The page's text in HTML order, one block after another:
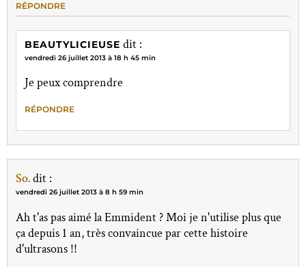
RÉPONDRE
BEAUTYLICIEUSE dit :
vendredi 26 juillet 2013 à 18 h 45 min
Je peux comprendre
RÉPONDRE
So.dit :
vendredi 26 juillet 2013 à 8 h 59 min
Ah t'as pas aimé la Emmident ? Moi je n'utilise plus que
ça depuis 1 an, très convaincue par cette histoire
d'ultrasons !!